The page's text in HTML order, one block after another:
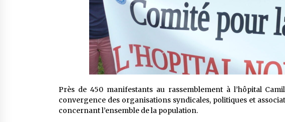
Près de 450 manifestants au rassemblement à l’hôpital
convergence des organisations syndicales, politiques et
concernant l’ensemble de la population.